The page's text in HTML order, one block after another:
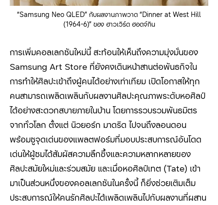
“Samsung Neo QLED” กับผลงานภาพวาด “Dinner at West Hill
(1964-6)” ของ ฮาวเวิร์ด ฮอดจ์กิน
การเพิ่มคอลเลกชันใหม่นี้ สะท้อนให้เห็นถึงความมุ่งมั่นของ
Samsung Art Store ที่ยังคงเดินหน้าสานต่อพันธกิจใน
การทำให้ศิลปะเข้าถึงผู้คนได้อย่างเท่าเทียม เปิดโอกาสให้ทุก
คนสามารถเพลิดเพลินกับผลงานศิลปะคุณภาพระดับหอศิลป์
ได้อย่างสะดวกสบายภายในบ้าน โดยการรวบรวมพันธมิตร
จากทั่วโลก ตั้งแต่ นิวยอร์ก มาดริด ไปจนถึงลอนดอน
พร้อมชูจุดเด่นของแพลตฟอร์มที่มอบประสบการณ์อันโดด
เด่นให้ผู้ชมได้สัมผัสความลึกซึ้งและความหลากหลายของ
ศิลปะสมัยใหม่และร่วมสมัย และเมื่อหอศิลป์เทต (Tate) เข้า
มาเป็นส่วนหนึ่งของคอลเลกชันในครั้งนี้ ก็ยิ่งช่วยเติมเต็ม
ประสบการณ์ให้คนรักศิลปะได้เพลิดเพลินไปกับผลงานที่ผสาน